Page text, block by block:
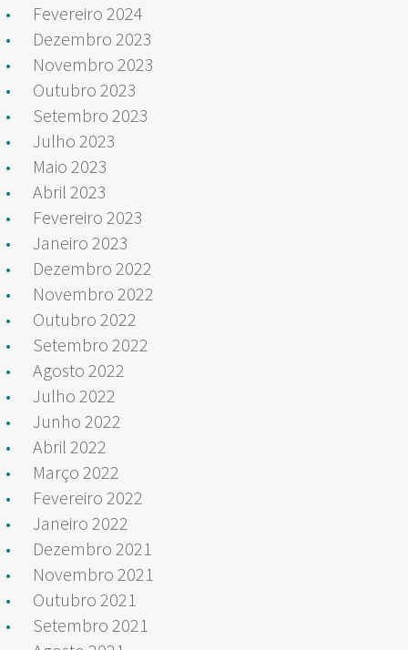
Fevereiro 2024
Dezembro 2023
Novembro 2023
Outubro 2023
Setembro 2023
Julho 2023
Maio 2023
Abril 2023
Fevereiro 2023
Janeiro 2023
Dezembro 2022
Novembro 2022
Outubro 2022
Setembro 2022
Agosto 2022
Julho 2022
Junho 2022
Abril 2022
Março 2022
Fevereiro 2022
Janeiro 2022
Dezembro 2021
Novembro 2021
Outubro 2021
Setembro 2021